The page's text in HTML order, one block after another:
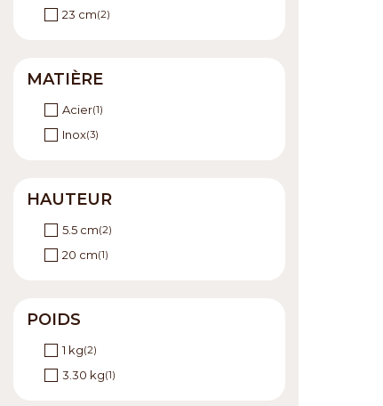
23 cm(2)
MATIÈRE
Acier(1)
Inox(3)
HAUTEUR
5.5 cm(2)
20 cm(1)
POIDS
1 kg(2)
3.30 kg(1)